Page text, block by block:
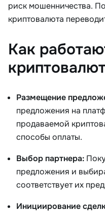
риск мошенничества.
криптовалюта
Как
Размещение
предложения на
продаваемой
способы оплаты.
Выбор партнера:
предложения и
соответствует их
Инициирование